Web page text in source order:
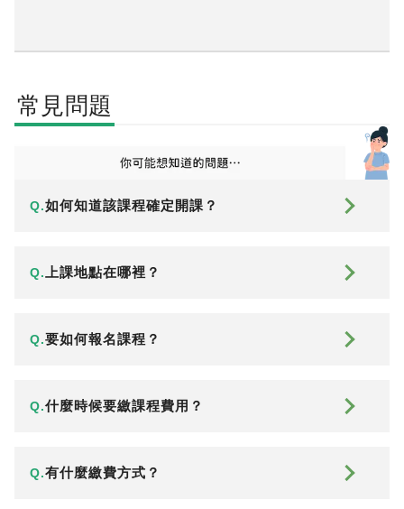
常見問題
Q.如何知道該課程確定開課？
Q. 上課地點在哪裡？
Q.要如何報名課程？
Q.什麼時候要繳課程費用？
Q.有什麼繳費方式？